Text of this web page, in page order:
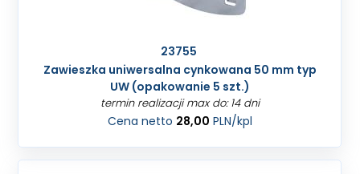
23755
Zawieszka uniwersalna cynkowana 50 mm typ
UW (opakowanie 5 szt.)
termin realizacji max do: 14 dni
Cena netto 28,00 PLN/kpl